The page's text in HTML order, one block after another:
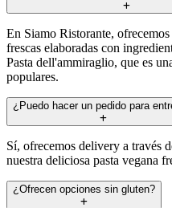
En Siamo Ristorante,
frescas elaboradas con
Pasta dell'ammiraglio, que es
populares.
¿Puedo hacer un pedido para
Sí, ofrecemos delivery a través
nuestra deliciosa pasta vegana
¿Ofrecen opciones sin gluten?